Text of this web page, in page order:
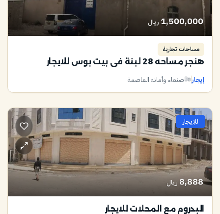
1,500,000 ريال
مساحات تجارية
هنجر مساحه 28 لبنة في بيت بوس للايجار
إيجار صنعاء وأمانة العاصمة
للإيجار
8,888 ريال
البدروم مع المحلات للايجار